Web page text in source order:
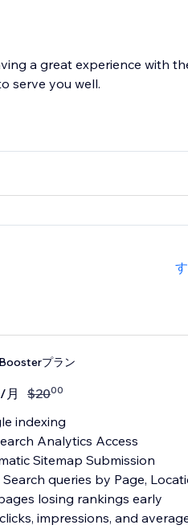
a great experience with
serve you well.
プラン
/月 $2000
indexing
Analytics Access
Sitemap Submission
Search queries by Page,
losing rankings early
impressions, and